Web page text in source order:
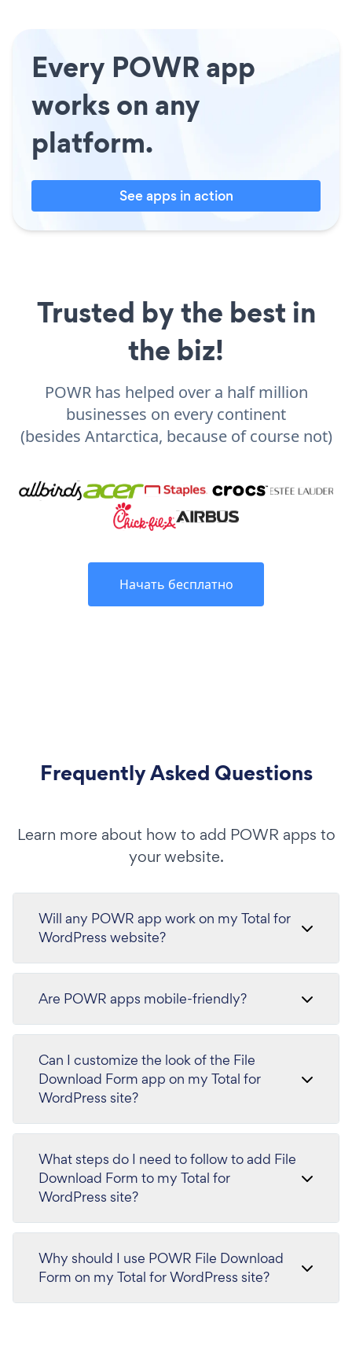
Every POWR app
works on any
platform.
See apps in action
Trusted by the best in
the biz!
POWR has helped over a half million
businesses on every continent
(besides Antarctica, because of course not)
Начать бесплатно
Frequently Asked Questions
Learn more about how to add POWR apps to
your website.
Will any POWR app work on my Total for
WordPress website?
Are POWR apps mobile-friendly?
Can I customize the look of the File
Download Form app on my Total for
WordPress site?
What steps do I need to follow to add File
Download Form to my Total for
WordPress site?
Why should I use POWR File Download
Form on my Total for WordPress site?